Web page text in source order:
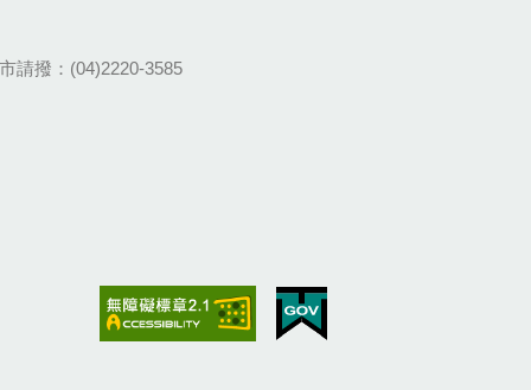
請撥：(04)2220-3585